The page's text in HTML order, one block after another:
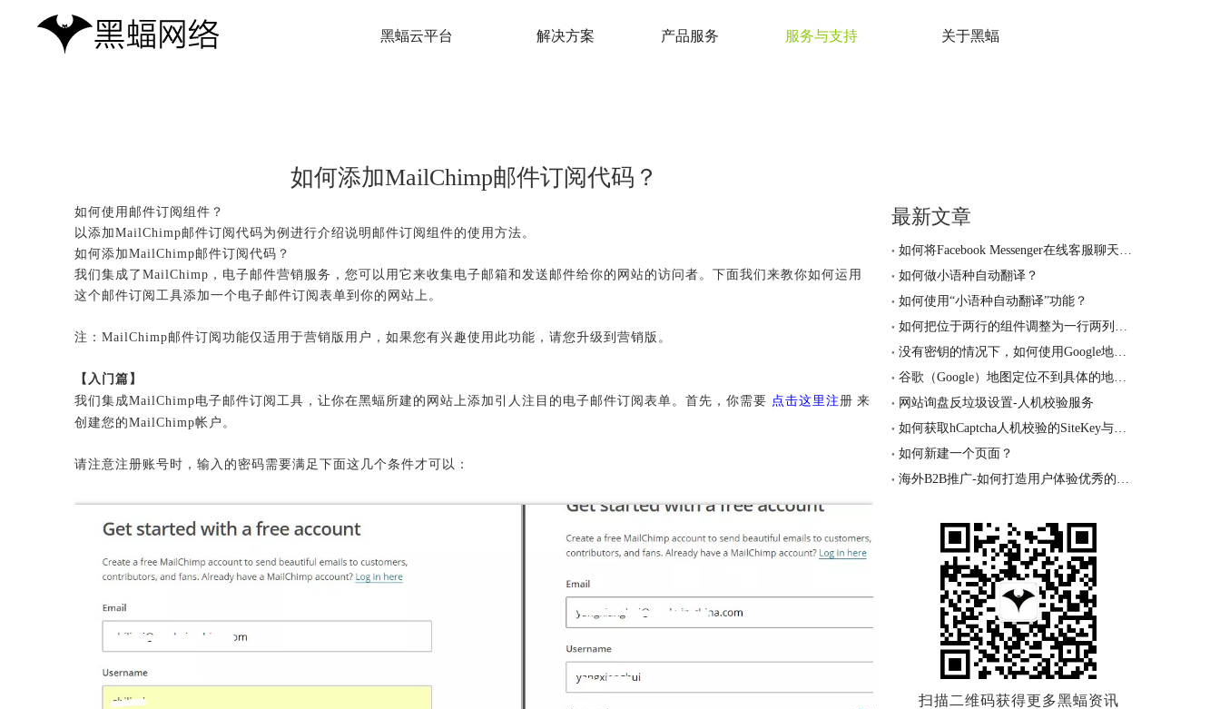
黑蝠云平台 解决方案 产品服务 服务与支持 关于黑蝠
如何添加MailChimp邮件订阅代码？
如何使用邮件订阅组件？
以添加MailChimp邮件订阅代码为例进行介绍说明邮件订阅组件的使用方法。
如何添加MailChimp邮件订阅代码？
我们集成了MailChimp，电子邮件营销服务，您可以用它来收集电子邮箱和发送邮件给你的网站的访问者。下面我们来教你如何运用
这个邮件订阅工具添加一个电子邮件订阅表单到你的网站上。
注：MailChimp邮件订阅功能仅适用于营销版用户，如果您有兴趣使用此功能，请您升级到营销版。
【入门篇】
我们集成MailChimp电子邮件订阅工具，让你在黑蝠所建的网站上添加引人注目的电子邮件订阅表单。首先，你需要 点击这里注册 来
创建您的MailChimp帐户。
请注意注册账号时，输入的密码需要满足下面这几个条件才可以：
最新文章
如何将Facebook Messenger在线客服聊天工具加到网站上
如何做小语种自动翻译？
如何使用“小语种自动翻译”功能？
如何把位于两行的组件调整为一行两列的排版？
没有密钥的情况下，如何使用Google地图定位功能？
谷歌（Google）地图定位不到具体的地址，怎么办？
网站询盘反垃圾设置-人机校验服务
如何获取hCaptcha人机校验的SiteKey与密钥？
如何新建一个页面？
海外B2B推广-如何打造用户体验优秀的网站！
扫描二维码获得更多黑蝠资讯